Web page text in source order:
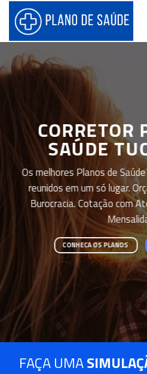
content
CORRETOR
SAÚDE
Os melhores Planos de
reunidos em um só lugar.
Burocracia. Cotação com
CONHECA OS PLANOS
FAÇA UMA